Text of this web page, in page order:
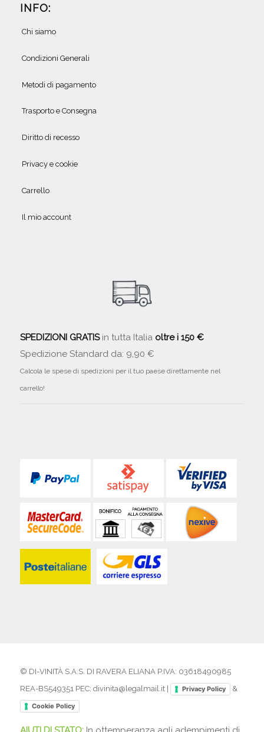
INFO:
Chi siamo
Condizioni Generali
Metodi di pagamento
Trasporto e Consegna
Diritto di recesso
Privacy e cookie
Carrello
Il mio account
SPEDIZIONI GRATISin tutta Italia oltre i 150 €
Spedizione Standard da: 9,90 €
Calcola le spese di spedizioni per il tuo paese direttamente nel
carrello!
© DI-VINITÀ S.A.S. DI RAVERA ELIANA P.IVA: 03618490985
REA-BS549351 PEC: divinita@legalmail.it |
Privacy Policy &
Cookie Policy